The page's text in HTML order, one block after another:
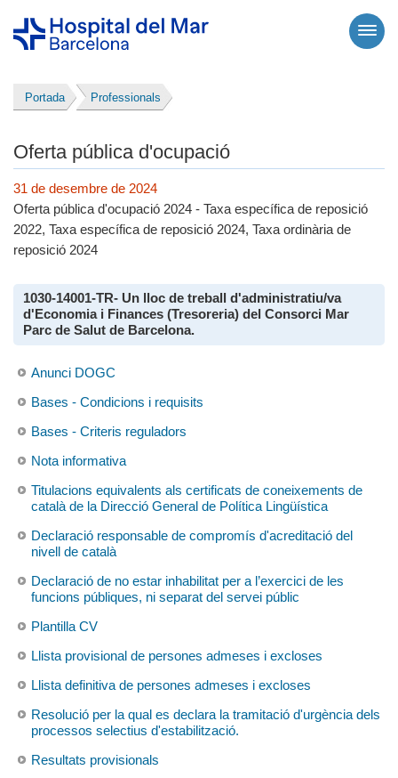
Portada Professionals
Oferta pública d'ocupació
31 de desembre de 2024
Oferta pública d'ocupació 2024 - Taxa específica de reposició
2022, Taxa específica de reposició 2024, Taxa ordinària de
reposició 2024
1030-14001-TR- Un lloc de treball d'administratiu/va
d'Economia i Finances (Tresoreria) del Consorci Mar
Parc de Salut de Barcelona.
Anunci DOGC
Bases - Condicions i requisits
Bases - Criteris reguladors
Nota informativa
Titulacions equivalents als certificats de coneixements de
català de la Direcció General de Política Lingüística
Declaració responsable de compromís d'acreditació del
nivell de català
Declaració de no estar inhabilitat per a l’exercici de les
funcions públiques, ni separat del servei públic
Plantilla CV
Llista provisional de persones admeses i excloses
Llista definitiva de persones admeses i excloses
Resolució per la qual es declara la tramitació d'urgència dels
processos selectius d'estabilització.
Resultats provisionals